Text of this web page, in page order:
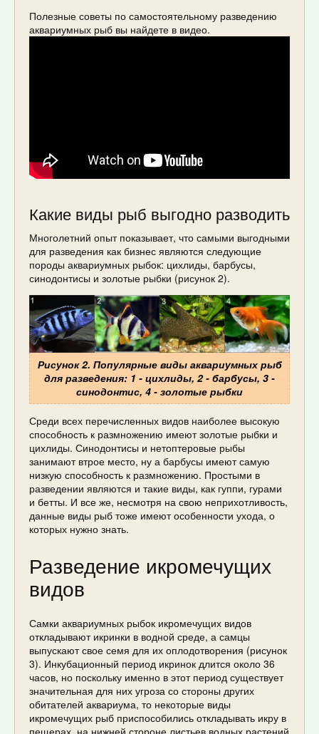
Полезные советы по самостоятельному разведению
аквариумных рыб вы найдете в видео.
Какие виды рыб выгодно разводить
Многолетний опыт показывает, что самыми выгодными
для разведения как бизнес являются следующие
породы аквариумных рыбок: цихлиды, барбусы,
синодонтисы и золотые рыбки (рисунок 2).
Рисунок 2. Популярные виды аквариумных рыб
для разведения: 1 - цихлиды, 2 - барбусы, 3 -
синодонтис, 4 - золотые рыбки
Среди всех перечисленных видов наиболее высокую
способность к размножению имеют золотые рыбки и
цихлиды. Синодонтисы и нетоптеровые рыбы
занимают втрое место, ну а барбусы имеют самую
низкую способность к размножению. Простыми в
разведении являются и такие виды, как гуппи, гурами
и бетты. И все же, несмотря на свою неприхотливость,
данные виды рыб тоже имеют особенности ухода, о
которых нужно знать.
Разведение икромечущих
видов
Самки аквариумных рыбок икромечущих видов
откладывают икринки в водной среде, а самцы
выпускают свое семя для их оплодотворения (рисунок
3). Инкубационный период икринок длится около 36
часов, но поскольку именно в этот период существует
значительная для них угроза со стороны других
обитателей аквариума, то некоторые виды
икромечущих рыб приспособились откладывать икру в
пещерах, на нижней стороне листьев водных растений